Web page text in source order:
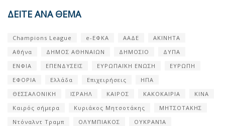
ΔΕΙΤΕ ΑΝΑ ΘΕΜΑ
Champions League e-ΕΦΚΑ ΑΑΔΕ
ΑΚΙΝΗΤΑ
Αθήνα
ΔΗΜΟΣ ΑΘΗΝΑΙΩΝ ΔΗΜΟΣΙΟ
ΔΥΠΑ
ΕΝΦΙΑ
ΕΠΕΝΔΥΣΕΙΣ ΕΥΡΩΠΑΪΚΗ ΕΝΩΣΗ
ΕΥΡΩΠΗ
ΕΦΟΡΙΑ
Ελλάδα Επιχειρήσεις
ΗΠΑ
ΘΕΣΣΑΛΟΝΙΚΗ
ΙΣΡΑΗΛ ΚΑΙΡΟΣ ΚΑΚΟΚΑΙΡΙΑ
ΚΙΝΑ
Καιρός σήμερα
Κυριάκος Μητσοτάκης
ΜΗΤΣΟΤΑΚΗΣ
Ντόναλντ Τραμπ
ΟΛΥΜΠΙΑΚΟΣ
ΟΥΚΡΑΝΊΑ